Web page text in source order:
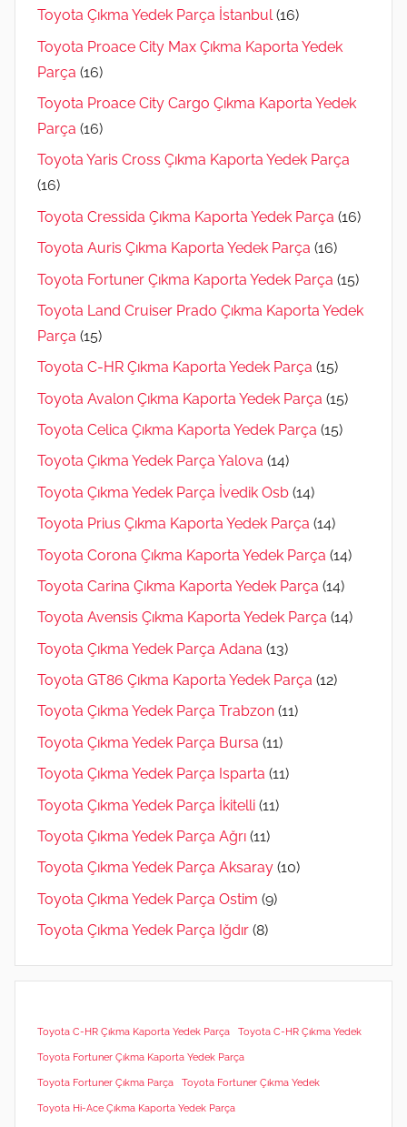
Toyota Çıkma Yedek Parça İstanbul (16)
Toyota Proace City Max Çıkma Kaporta Yedek
Parça (16)
Toyota Proace City Cargo Çıkma Kaporta Yedek
Parça (16)
Toyota Yaris Cross Çıkma Kaporta Yedek Parça
(16)
Toyota Cressida Çıkma Kaporta Yedek Parça (16)
Toyota Auris Çıkma Kaporta Yedek Parça (16)
Toyota Fortuner Çıkma Kaporta Yedek Parça (15)
Toyota Land Cruiser Prado Çıkma Kaporta Yedek
Parça (15)
Toyota C-HR Çıkma Kaporta Yedek Parça (15)
Toyota Avalon Çıkma Kaporta Yedek Parça (15)
Toyota Celica Çıkma Kaporta Yedek Parça (15)
Toyota Çıkma Yedek Parça Yalova (14)
Toyota Çıkma Yedek Parça İvedik Osb (14)
Toyota Prius Çıkma Kaporta Yedek Parça (14)
Toyota Corona Çıkma Kaporta Yedek Parça (14)
Toyota Carina Çıkma Kaporta Yedek Parça (14)
Toyota Avensis Çıkma Kaporta Yedek Parça (14)
Toyota Çıkma Yedek Parça Adana (13)
Toyota GT86 Çıkma Kaporta Yedek Parça (12)
Toyota Çıkma Yedek Parça Trabzon (11)
Toyota Çıkma Yedek Parça Bursa (11)
Toyota Çıkma Yedek Parça Isparta (11)
Toyota Çıkma Yedek Parça İkitelli (11)
Toyota Çıkma Yedek Parça Ağrı (11)
Toyota Çıkma Yedek Parça Aksaray (10)
Toyota Çıkma Yedek Parça Ostim (9)
Toyota Çıkma Yedek Parça Iğdır (8)
Toyota C-HR Çıkma Kaporta Yedek Parça Toyota C-HR Çıkma Yedek
Toyota Fortuner Çıkma Kaporta Yedek Parça
Toyota Fortuner Çıkma Parça Toyota Fortuner Çıkma Yedek
Toyota Hi-Ace Çıkma Kaporta Yedek Parça